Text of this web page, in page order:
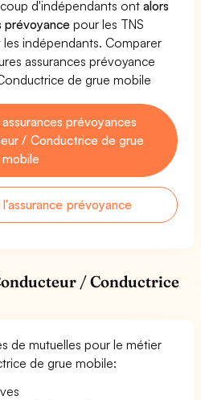
d'indépendants ontalors
prévoyance pour les TNS
les indépendants. Comparer
assurances prévoyance
de grue mobile
prévoyances
/ Conductrice de grue
mobile
prévoyance
/ Conductrice
de mutuelles pour le métier
de grue mobile: